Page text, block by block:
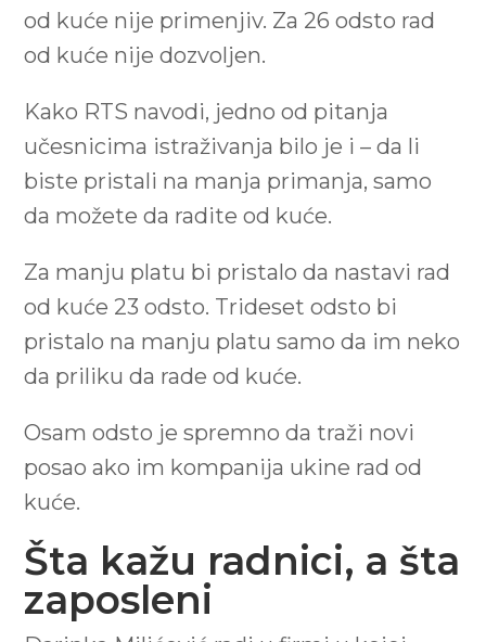
od kuće nije primenjiv. Za 26 odsto rad
od kuće nije dozvoljen.
Kako RTS navodi, jedno od pitanja
učesnicima istraživanja bilo je i – da li
biste pristali na manja primanja, samo
da možete da radite od kuće.
Za manju platu bi pristalo da nastavi rad
od kuće 23 odsto. Trideset odsto bi
pristalo na manju platu samo da im neko
da priliku da rade od kuće.
Osam odsto je spremno da traži novi
posao ako im kompanija ukine rad od
kuće.
Šta kažu radnici, a šta
zaposleni